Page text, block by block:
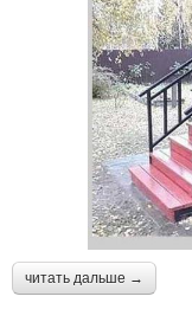
читать дальше →